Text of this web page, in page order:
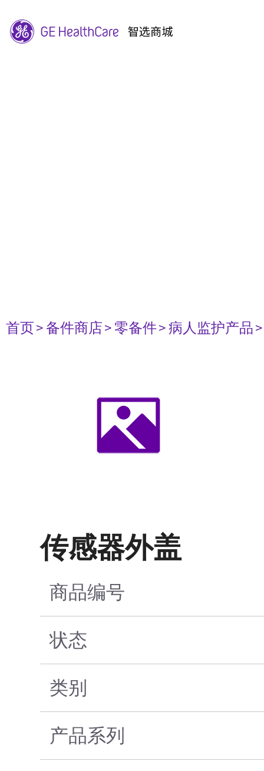
首页> 备件商店> 零备件> 病人监护产品
传感器外盖
商品编号
状态
类别
产品系列